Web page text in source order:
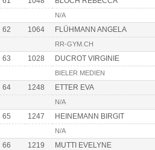
N/A
62 1064 FLÜHMANN ANGELA
RR-GYM.CH
63 1028 DUCROT VIRGINIE
BIELER MEDIEN
64 1248 ETTER EVA
N/A
65 1247 HEINEMANN BIRGIT
N/A
66 1219 MUTTI EVELYNE